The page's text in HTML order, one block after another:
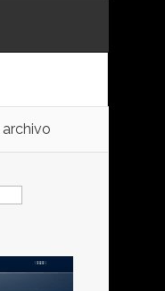
archivo